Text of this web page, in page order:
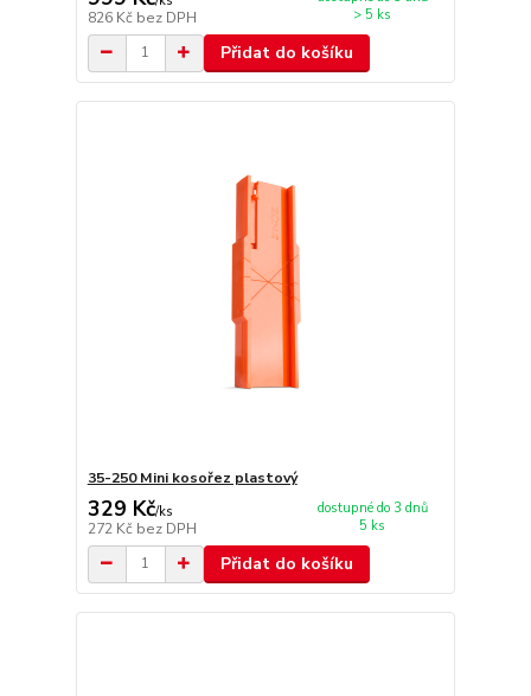
826 Kč bez DPH
> 5 ks
Přidat do košíku
35-250 Mini kosořez plastový
329 Kč/ks
272 Kč bez DPH
dostupné do 3 dnů
5 ks
Přidat do košíku